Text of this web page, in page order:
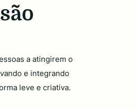
a atingirem o
e integrando
leve e criativa.